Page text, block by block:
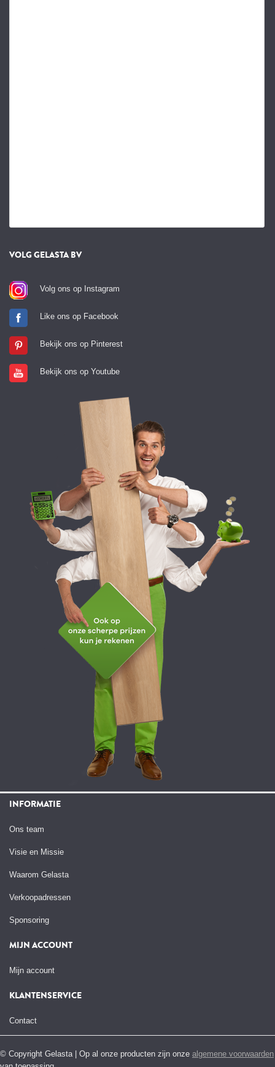
VOLG GELASTA BV
Volg ons op Instagram
Like ons op Facebook
Bekijk ons op Pinterest
Bekijk ons op Youtube
INFORMATIE
Ons team
Visie en Missie
Waarom Gelasta
Verkoopadressen
Sponsoring
MIJN ACCOUNT
Mijn account
KLANTENSERVICE
Contact
© Copyright Gelasta | Op al onze producten zijn onze algemene voorwaarden